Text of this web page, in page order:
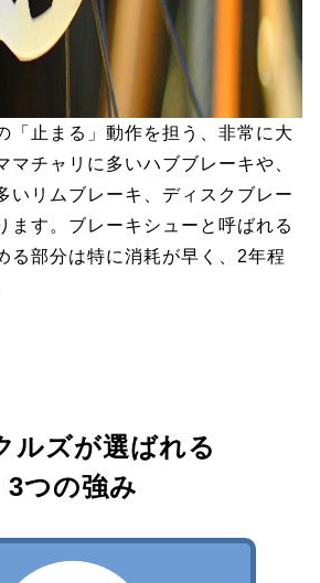
「止まる」動作を担う、非常に大
マチャリに多いハブブレーキや、
いリムブレーキ、ディスクブレー
ます。ブレーキシューと呼ばれる
る部分は特に消耗が早く、2年程
ルズが選ばれる
3つの強み